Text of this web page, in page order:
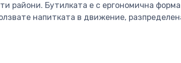
райони. Бутилката е с ергономична
напитката в движение,